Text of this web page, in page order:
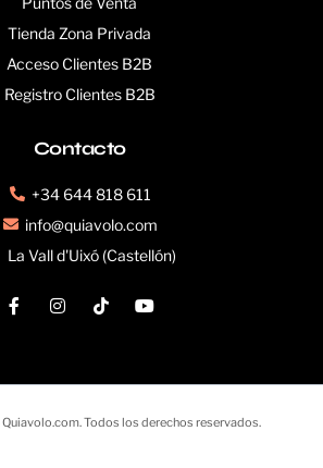
Tienda Zona Privada
Acceso Clientes B2B
Registro Clientes B2B
Contacto
+34 644 818 611
info@quiavolo.com
La Vall d'Uixó (Castellón)
Todos los derechos reservados.